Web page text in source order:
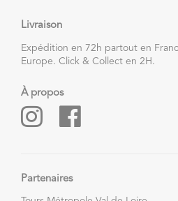
Livraison
Expédition en 72h partout en
Europe. Click & Collect en 2H.
À propos
Partenaires